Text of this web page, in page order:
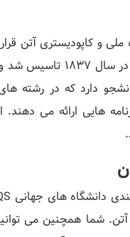
دانشگاه ملی و
که معمولاً فقط به
های یونان تبدیل کرد. حدود 125000
هایی ارائه می دهند.
شما همچنین می